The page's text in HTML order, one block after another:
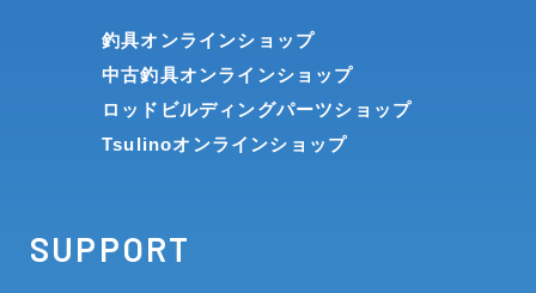
釣具オンラインショップ
中古釣具オンラインショップ
ロッドビルディングパーツショップ
Tsulinoオンラインショップ
SUPPORT